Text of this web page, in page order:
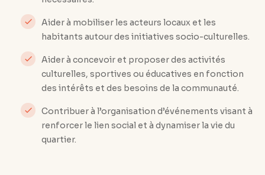
Aider à mobiliser les acteurs locaux et les
habitants autour des initiatives socio-culturelles.
Aider à concevoir et proposer des activités
culturelles, sportives ou éducatives en fonction
des intérêts et des besoins de la communauté.
Contribuer à l’organisation d’événements visant à
renforcer le lien social et à dynamiser la vie du
quartier.